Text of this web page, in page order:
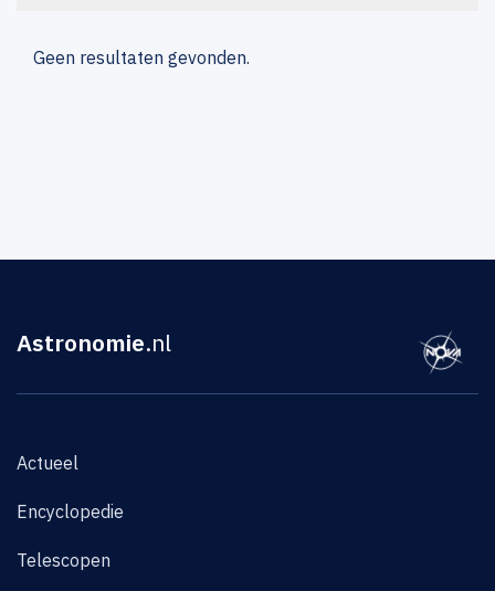
Geen resultaten gevonden.
Astronomie.nl
Actueel
Encyclopedie
Telescopen